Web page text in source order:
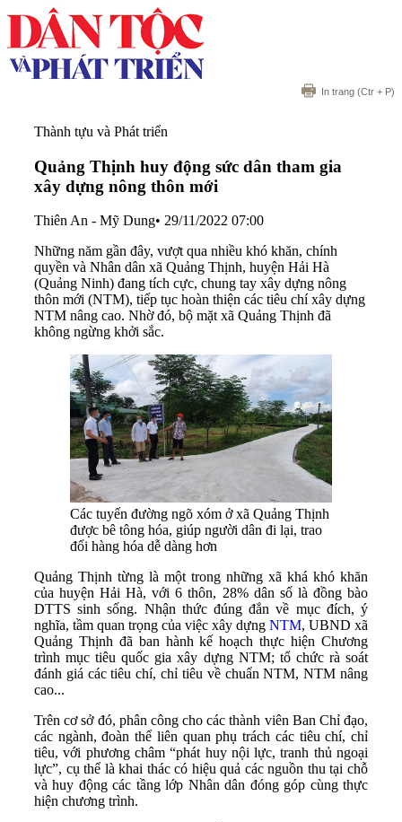
In trang (Ctr + P)
Thành tựu và Phát triển
Quảng Thịnh huy động sức dân tham gia
xây dựng nông thôn mới
Thiên An - Mỹ Dung• 29/11/2022 07:00
Những năm gần đây, vượt qua nhiều khó khăn, chính
quyền và Nhân dân xã Quảng Thịnh, huyện Hải Hà
(Quảng Ninh) đang tích cực, chung tay xây dựng nông
thôn mới (NTM), tiếp tục hoàn thiện các tiêu chí xây dựng
NTM nâng cao. Nhờ đó, bộ mặt xã Quảng Thịnh đã
không ngừng khởi sắc.
Các tuyến đường ngõ xóm ở xã Quảng Thịnh
được bê tông hóa, giúp người dân đi lại, trao
đổi hàng hóa dễ dàng hơn
Quảng Thịnh từng là một trong những xã khá khó khăn
của huyện Hải Hà, với 6 thôn, 28% dân số là đồng bào
DTTS sinh sống. Nhận thức đúng đắn về mục đích, ý
nghĩa, tầm quan trọng của việc xây dựng NTM, UBND xã
Quảng Thịnh đã ban hành kế hoạch thực hiện Chương
trình mục tiêu quốc gia xây dựng NTM; tổ chức rà soát
đánh giá các tiêu chí, chỉ tiêu về chuẩn NTM, NTM nâng
cao...
Trên cơ sở đó, phân công cho các thành viên Ban Chỉ đạo,
các ngành, đoàn thể liên quan phụ trách các tiêu chí, chỉ
tiêu, với phương châm “phát huy nội lực, tranh thủ ngoại
lực”, cụ thể là khai thác có hiệu quả các nguồn thu tại chỗ
và huy động các tầng lớp Nhân dân đóng góp cùng thực
hiện chương trình.